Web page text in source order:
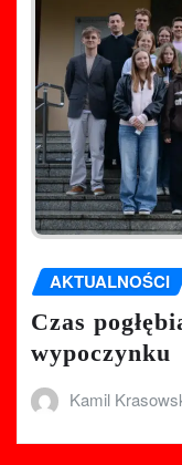
AKTUALNOŚCI
Czas
wypoczynku
Kamil